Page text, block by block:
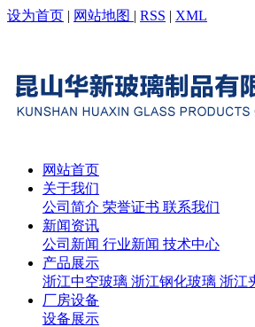
设为首页 | 网站地图 | RSS | XML
网站首页
关于我们
公司简介 荣誉证书 联系我们
新闻资讯
公司新闻 行业新闻 技术中心
产品展示
浙江中空玻璃 浙江钢化玻璃 浙江
厂房设备
设备展示